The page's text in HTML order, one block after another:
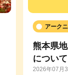
アーク
熊本県
について
2026年07月